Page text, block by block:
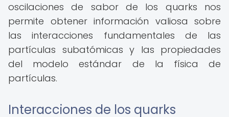
oscilaciones de sabor de los quarks nos
permite obtener información valiosa sobre
las interacciones fundamentales de las
partículas subatómicas y las propiedades
del modelo estándar de la física de
partículas.
Interacciones de los quarks